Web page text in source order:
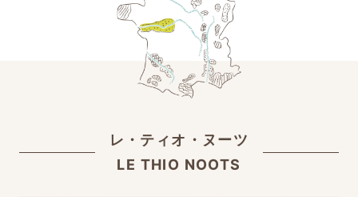
レ・ティオ・ヌーツ
LE THIO NOOTS